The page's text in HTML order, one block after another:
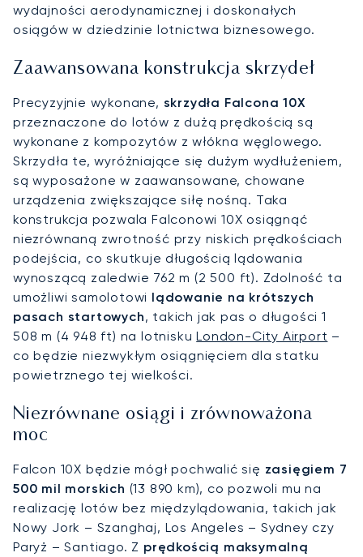
wydajności aerodynamicznej i doskonałych
osiągów w dziedzinie lotnictwa biznesowego.
Zaawansowana konstrukcja skrzydeł
Precyzyjnie wykonane, skrzydła Falcona 10X
przeznaczone do lotów z dużą prędkością są
wykonane z kompozytów z włókna węglowego.
Skrzydła te, wyróżniające się dużym wydłużeniem,
są wyposażone w zaawansowane, chowane
urządzenia zwiększające siłę nośną. Taka
konstrukcja pozwala Falconowi 10X osiągnąć
niezrównaną zwrotność przy niskich prędkościach
podejścia, co skutkuje długością lądowania
wynoszącą zaledwie 762 m (2 500 ft). Zdolność ta
umożliwi samolotowi lądowanie na krótszych
pasach startowych, takich jak pas o długości 1
508 m (4 948 ft) na lotniskuLondon-City Airport –
co będzie niezwykłym osiągnięciem dla statku
powietrznego tej wielkości.
Niezrównane osiągi i zrównoważona
moc
Falcon 10X będzie mógł pochwalić się zasięgiem 7
500 mil morskich (13 890 km), co pozwoli mu na
realizację lotów bez międzylądowania, takich jak
Nowy Jork – Szanghaj, Los Angeles – Sydney czy
Paryż – Santiago. Z prędkością maksymalną